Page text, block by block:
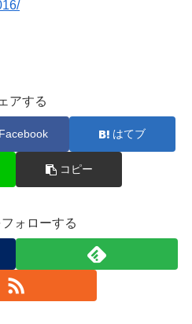
アする
Facebook はてブ
コピー
ォローする